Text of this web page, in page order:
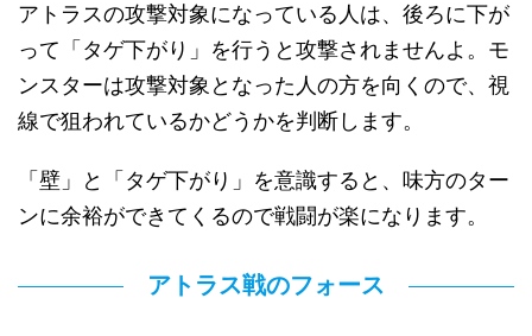
アトラスの攻撃対象になっている人は、後ろに下が
って「タゲ下がり」を行うと攻撃されませんよ。モ
ンスターは攻撃対象となった人の方を向くので、視
線で狙われているかどうかを判断します。
「壁」と「タゲ下がり」を意識すると、味方のター
ンに余裕ができてくるので戦闘が楽になります。
アトラス戦のフォース